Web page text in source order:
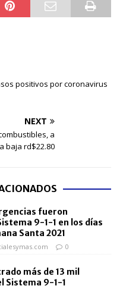
positivos por coronavirus
NEXT
a
baja rd$22.80
fueron
9-1-1 en los días
Santa 2021
0
más de 13 mil
Sistema 9-1-1